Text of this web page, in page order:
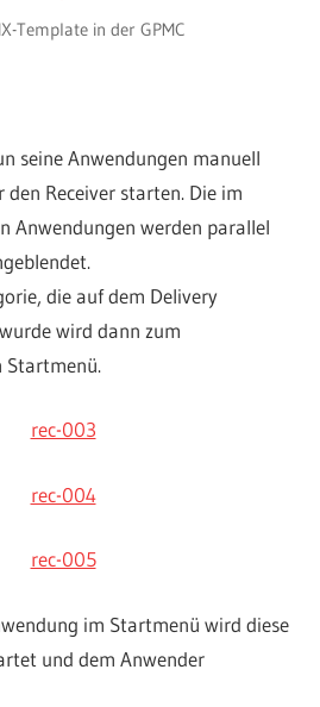
Template in der GPMC
seine Anwendungen manuell
Receiver starten. Die im
Anwendungen werden parallel
die auf dem Delivery
wird dann zum
Startmenü.
im Startmenü wird diese
und dem Anwender